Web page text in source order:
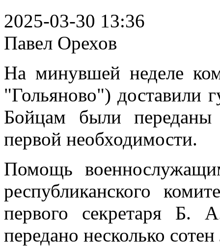
2025-03-30 13:36
Павел Орехов
На минувшей неделе
"Гольяново") доставили
Бойцам были
первой необходимости.
Помощь
республиканского
первого секретаря Б.
передано несколько